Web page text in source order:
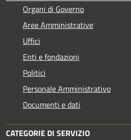
Organi di Governo
Aree Amministrative
Uffici
Enti e fondazioni
Politici
Personale Amministrativo
Documenti e dati
CATEGORIE DI SERVIZIO